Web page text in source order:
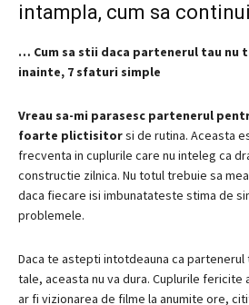
intampla, cum sa
… Cum sa stii daca partenerul tau nu
inainte, 7 sfaturi simple
Vreau sa-mi parasesc partenerul
foarte plictisitorsi de rutina. Aceasta
frecventa in cuplurile care nu inteleg ca
constructie zilnica. Nu totul trebuie sa
daca fiecare isi imbunatateste stima de
problemele.
Daca te astepti intotdeauna ca
tale, aceasta nu va dura. Cuplurile fericite
ar fi vizionarea de filme la anumite ore,